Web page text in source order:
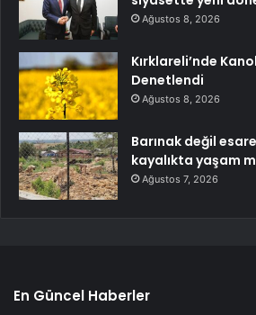
Ağustos 8, 2026
Kırklareli’nde
Denetlendi
Ağustos 8, 2026
Barınak değil
kayalıkta yaşam
Ağustos 7, 2026
En Güncel Haberler